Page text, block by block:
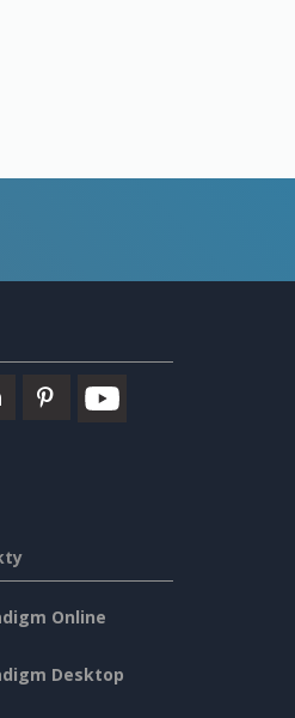
Online
Desktop